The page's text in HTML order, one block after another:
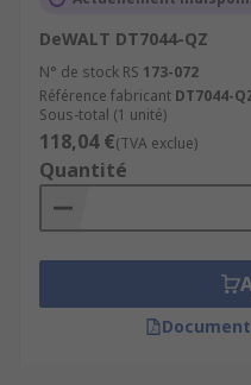
DeWALT DT7044-QZ
N° de stock RS 173-072
Référence fabricant DT7044-
Sous-total (1 unité)
118,04 €(TVA exclue)
Quantité